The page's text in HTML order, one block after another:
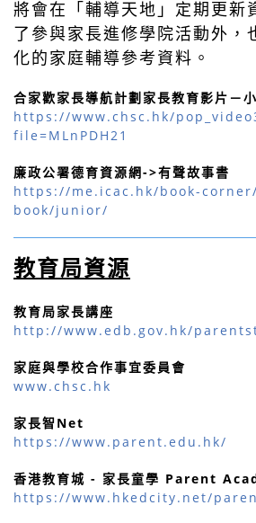
將會在「輔導天地」定期更新
了參與家長進修學院活動外，
化的家庭輔導參考資料。
合家歡家長導航計劃家長教育影片－
https://www.chsc.hk/
file=MLnPDH21
廉政公署德育資源網->有聲故事書
https://me.icac.hk/book-
book/junior/
教育局資源
教育局家長講座
http://www.edb.gov.hk/
家庭與學校合作事宜委員會
www.chsc.hk
家長智Net
https://www.parent.edu.hk/
香港教育城 - 家長童學 Parent
https://www.hkedcity.net/